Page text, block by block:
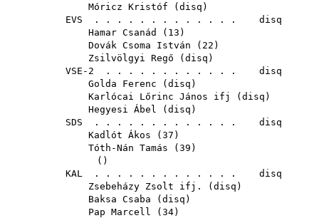
Móricz Kristóf ( disq )
EVS . . . . . . . . . . . . . disq
Hamar Csanád
( 13 )
Dovák Csoma István ( 22 )
Zsilvölgyi Regő ( disq )
VSE-2 . . . . . . . . . . . . disq
Golda Ferenc ( disq )
Karlócai Lőrinc János ifj
( disq )
Hegyesi Ábel ( disq )
SDS . . . . . . . . . . . . . disq
Kadlót Ákos ( 37 )
Tóth-Nán Tamás ( 39 )
()
KAL . . . . . . . . . . . . . disq
Zsebeházy Zsolt ifj.
( disq )
Baksa Csaba ( disq )
Pap Marcell ( 34)